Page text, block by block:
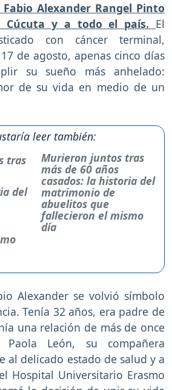
Alexander Rangel Pinto
Cúcuta y a todo el país. El
con cáncer terminal,
de agosto, apenas cinco días
su sueño más anhelado:
de su vida en medio de un
leer también:
Murieron juntos tras
más de 60 años
casados: la historia del
matrimonio de
abuelitos que
fallecieron el mismo
día
Alexander se volvió símbolo
Tenía 32 años, era padre de
una relación de más de once
León, su compañera
al delicado estado de salud y a
Hospital Universitario Erasmo